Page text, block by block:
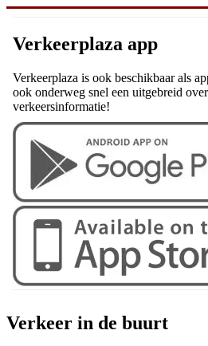
Verkeerplaza app
Verkeerplaza is ook beschikbaar als
ook onderweg snel een uitgebreid
verkeersinformatie!
Verkeer in de buurt